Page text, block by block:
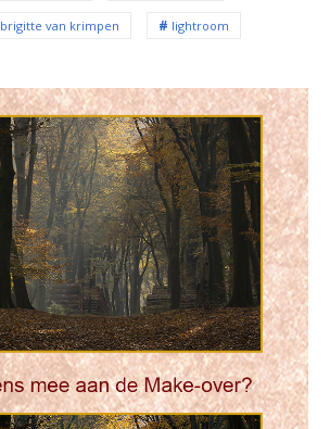
brigitte van krimpen lightroom